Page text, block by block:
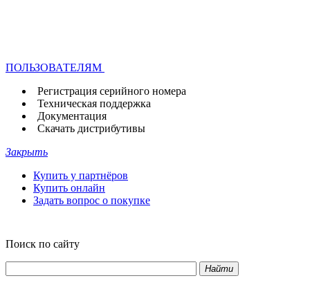
ПОЛЬЗОВАТЕЛЯМ
Регистрация серийного номера
Техническая поддержка
Документация
Скачать дистрибутивы
Закрыть
Купить у партнёров
Купить онлайн
Задать вопрос о покупке
Поиск по сайту
Найти